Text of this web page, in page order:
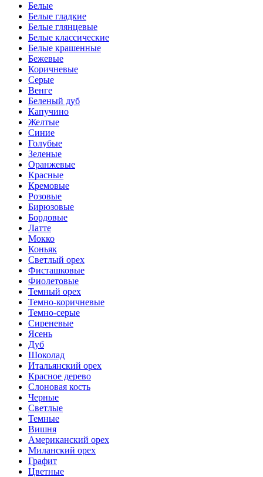
Белые
Белые гладкие
Белые глянцевые
Белые классические
Белые крашенные
Бежевые
Коричневые
Серые
Венге
Беленый дуб
Капучино
Желтые
Синие
Голубые
Зеленые
Оранжевые
Красные
Кремовые
Розовые
Бирюзовые
Бордовые
Латте
Мокко
Коньяк
Светлый орех
Фисташковые
Фиолетовые
Темный орех
Темно-коричневые
Темно-серые
Сиреневые
Ясень
Дуб
Шоколад
Итальянский орех
Красное дерево
Слоновая кость
Черные
Светлые
Темные
Вишня
Американский орех
Миланский орех
Графит
Цветные